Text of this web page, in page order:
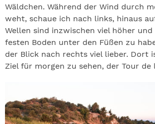
Wäldchen. Während der Wind durch
weht, schaue ich nach links, hinaus
Wellen sind inzwischen viel höher
festen Boden unter den Füßen zu
der Blick nach rechts viel lieber. Dort
Ziel für morgen zu sehen, der Tour de